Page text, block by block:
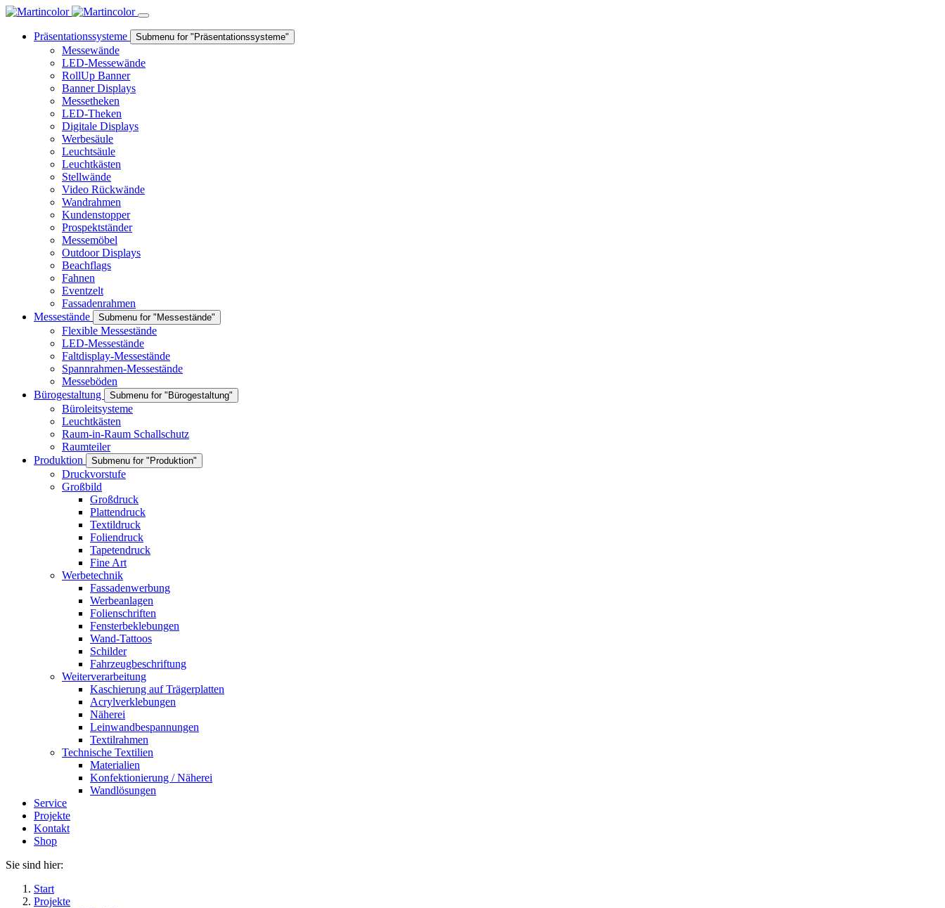
Präsentationssysteme Submenu for "Präsentationssysteme"
Messewände
LED-Messewände
RollUp Banner
Banner Displays
Messetheken
LED-Theken
Digitale Displays
Werbesäule
Leuchtsäule
Leuchtkästen
Stellwände
Video Rückwände
Wandrahmen
Kundenstopper
Prospektständer
Messemöbel
Outdoor Displays
Beachflags
Fahnen
Eventzelt
Fassadenrahmen
Messestände
Submenu for "Messestände"
Flexible Messestände
LED-Messestände
Faltdisplay-Messestände
Spannrahmen-Messestände
Messeböden
Bürogestaltung
Submenu for "Bürogestaltung"
Büroleitsysteme
Leuchtkästen
Raum-in-Raum Schallschutz
Raumteiler
Produktion
Submenu for "Produktion"
Druckvorstufe
Großbild
Großdruck
Plattendruck
Textildruck
Foliendruck
Tapetendruck
Fine Art
Werbetechnik
Fassadenwerbung
Werbeanlagen
Folienschriften
Fensterbeklebungen
Wand-Tattoos
Schilder
Fahrzeugbeschriftung
Weiterverarbeitung
Kaschierung auf Trägerplatten
Acrylverklebungen
Näherei
Leinwandbespannungen
Textilrahmen
Technische Textilien
Materialien
Konfektionierung / Näherei
Wandlösungen
Service
Projekte
Kontakt
Shop
Sie sind hier:
Start
Projekte